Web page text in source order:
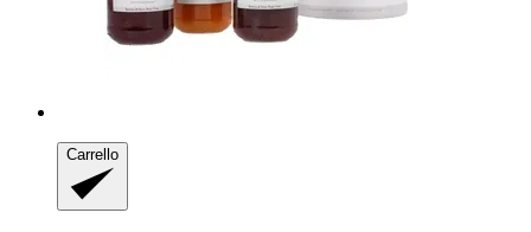
Carrello